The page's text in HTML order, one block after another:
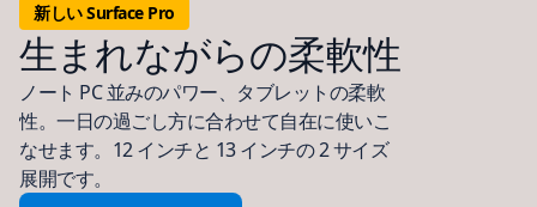
新しい Surface Pro
生まれながらの柔軟性
ノート PC 並みのパワー、タブレットの柔軟
性。一日の過ごし方に合わせて自在に使いこ
なせます。12 インチと 13 インチの 2 サイズ
展開です。